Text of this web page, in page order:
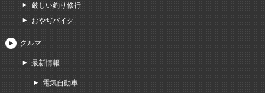
厳しい釣り修行
おやぢバイク
クルマ
最新情報
電気自動車